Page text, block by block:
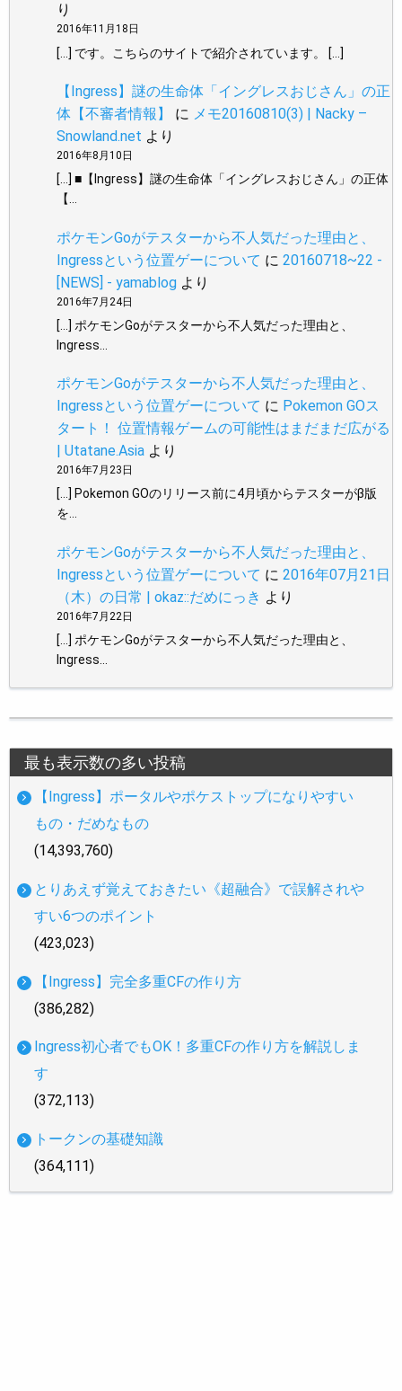
り
2016年11月18日
[…] です。こちらのサイトで紹介されています。 […]
【Ingress】謎の生命体「イングレスおじさん」の正
体【不審者情報】
に メモ20160810(3) | Nacky –
Snowland.net より
2016年8月10日
[…] ■【Ingress】謎の生命体「イングレスおじさん」の正体
【…
ポケモンGoがテスターから不人気だった理由と、
Ingressという位置ゲーについて に 20160718~22 -
[NEWS] - yamablog より
2016年7月24日
[…] ポケモンGoがテスターから不人気だった理由と、
Ingress…
ポケモンGoがテスターから不人気だった理由と、
Ingressという位置ゲーについて に Pokemon GOス
タート！ 位置情報ゲームの可能性はまだまだ広がる
| Utatane.Asia より
2016年7月23日
[…] Pokemon GOのリリース前に4月頃からテスターがβ版
を…
ポケモンGoがテスターから不人気だった理由と、
Ingressという位置ゲーについて に 2016年07月21日
（木）の日常 | okaz::だめにっき より
2016年7月22日
[…] ポケモンGoがテスターから不人気だった理由と、
Ingress…
最も表示数の多い投稿
【Ingress】ポータルやポケストップになりやすい
もの・だめなもの
(14,393,760)
とりあえず覚えておきたい《超融合》で誤解されや
すい6つのポイント
(423,023)
【Ingress】完全多重CFの作り方
(386,282)
Ingress初心者でもOK！多重CFの作り方を解説しま
す
(372,113)
トークンの基礎知識
(364,111)